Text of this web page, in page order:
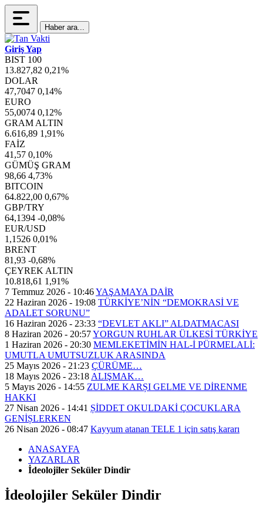
Haber ara...
Giriş Yap
BIST 100
13.827,82 0,21%
DOLAR
47,7047 0,14%
EURO
55,0074 0,12%
GRAM ALTIN
6.616,89 1,91%
FAİZ
41,57 0,10%
GÜMÜŞ GRAM
98,66 4,73%
BITCOIN
64.822,00 0,67%
GBP/TRY
64,1394 -0,08%
EUR/USD
1,1526 0,01%
BRENT
81,93 -0,68%
ÇEYREK ALTIN
10.818,61 1,91%
7 Temmuz 2026 - 10:46YAŞAMAYA DAİR
22 Haziran 2026 - 19:08 TÜRKİYE’NİN “DEMOKRASİ VE
ADALET SORUNU”
16 Haziran 2026 - 23:33 “DEVLET AKLI” ALDATMACASI
8 Haziran 2026 - 20:57YORGUN RUHLAR ÜLKESİ TÜRKİYE
1 Haziran 2026 - 20:30 MEMLEKETİMİN HAL-İ PÜRMELALİ:
UMUTLA UMUTSUZLUK ARASINDA
25 Mayıs 2026 - 21:23 ÇÜRÜME…
18 Mayıs 2026 - 23:18 ALIŞMAK…
5 Mayıs 2026 - 14:55 ZULME KARȘI GELME VE DİRENME
HAKKI
27 Nisan 2026 - 14:41 ȘİDDET OKULDAKİ ÇOCUKLARA
GENİȘLERKEN
26 Nisan 2026 - 08:47 Kayyum atanan TELE 1 için satış kararı
ANASAYFA
YAZARLAR
İdeolojiler Seküler Dindir
İdeolojiler Seküler Dindir